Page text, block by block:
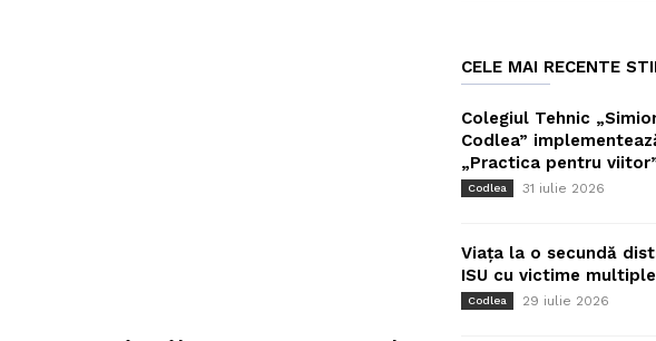
CELE MAI RECENTE
Colegiul Tehnic
Codlea”
„Practica pentru
Codlea 31 iulie 2026
Viața la o secundă
ISU cu victime
Codlea 29 iulie 2026